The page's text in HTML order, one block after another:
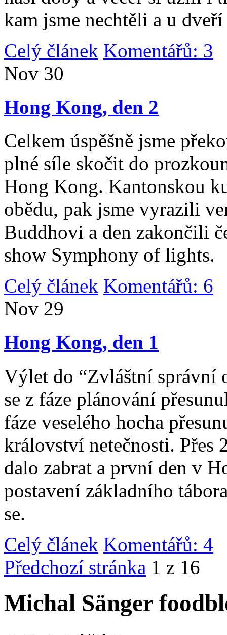
kam jsme nechtěli a u
Celý článek Komentářů: 3
Nov 30
Hong Kong, den 2
Celkem úspěšně jsme
plné síle skočit do
Hong Kong. Kantonskou
obědu, pak jsme vyrazili
Buddhovi a den zakončili
show Symphony of lights.
Celý článek Komentářů: 6
Nov 29
Hong Kong, den 1
Výlet do “Zvláštní správní
se z fáze plánování
fáze veselého hocha
království netečnosti. Přes
dalo zabrat a první den v
postavení základního
se.
Celý článek Komentářů: 4
Předchozí stránka 1 z 16
Michal Sänger